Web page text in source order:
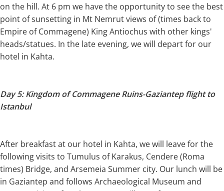
on the hill. At 6 pm we have the opportunity to see the best
point of sunsetting in Mt Nemrut views of (times back to
Empire of Commagene) King Antiochus with other kings'
heads/statues. In the late evening, we will depart for our
hotel in Kahta.
Day 5: Kingdom of Commagene Ruins-Gaziantep flight to
Istanbul
After breakfast at our hotel in Kahta, we will leave for the
following visits to Tumulus of Karakus, Cendere (Roma
times) Bridge, and Arsemeia Summer city. Our lunch will be
in Gaziantep and follows Archaeological Museum and